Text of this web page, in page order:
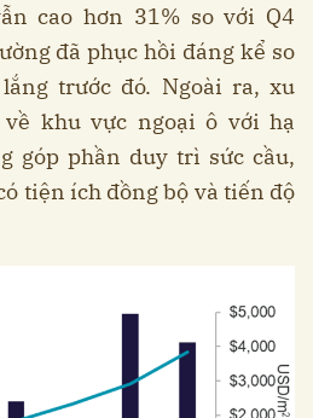
cao hơn 31% so với Q4
đã phục hồi đáng kể so
trước đó. Ngoài ra, xu
khu vực ngoại ô với hạ
góp phần duy trì sức cầu,
tiện ích đồng bộ và tiến độ